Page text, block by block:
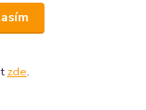
a obal
zde.